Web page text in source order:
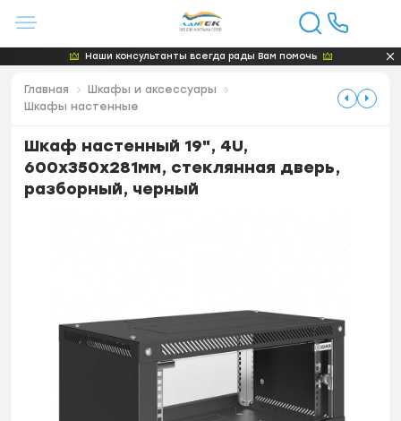
Наши консультанты всегда рады Вам помочь
Главная
Шкафы и аксессуары
Шкафы настенные
Шкаф настенный 19", 4U,
600x350x281мм, стеклянная дверь,
разборный, черный